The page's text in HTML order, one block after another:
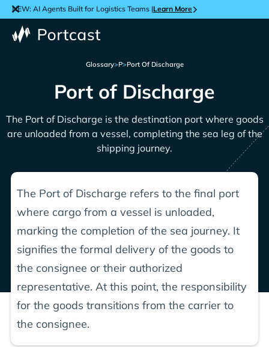
NEW: AI Agents Built for Logistics Teams |Learn More
Glossary>P>Port Of Discharge
Port of Discharge
The Port of Discharge is the destination port where goods
are unloaded from a vessel, completing the sea leg of the
shipping journey.
The Port of Discharge refers to the final port
where cargo from a vessel is unloaded,
marking the completion of the sea journey. It
signifies the formal delivery of the goods to
the consignee or their authorized
representative. At this point, the responsibility
for the goods transitions from the carrier to
the consignee.